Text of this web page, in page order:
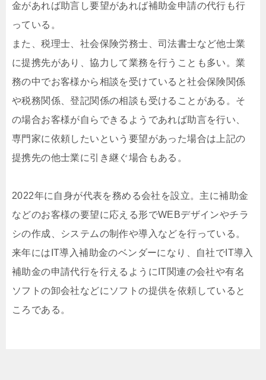
金があれば助言し要望があれば補助金申請の代行も行
っている。
また、税理士、社会保険労務士、司法書士など他士業
に提携先があり、協力して業務を行うことも多い。業
務の中でお客様から相談を受けていると社会保険関係
や税務関係、登記関係の相談も受けることがある。そ
の場合お客様が自らできるようであれば助言を行い、
専門家に依頼したいという要望があった場合は上記の
提携先の他士業に引き継ぐ場合もある。
2022年に自身が代表を務める会社を設立。主に補助金
などのお客様の要望に応える形でWEBデザインやチラ
シの作成、システムの制作や導入などを行っている。
来年にはIT導入補助金のベンダーになり、自社でIT導入
補助金の申請代行を行えるようにIT関連の会社や有名
ソフトの卸会社などにソフトの提供を依頼していると
ころである。